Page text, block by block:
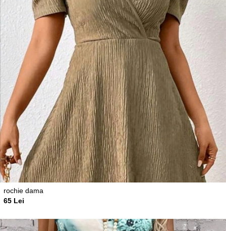
rochie dama
65 Lei